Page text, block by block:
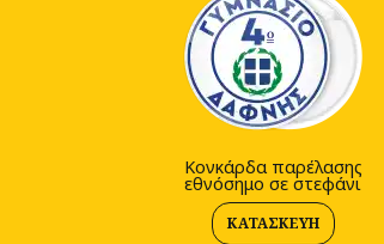
Κονκάρδα παρέλασης
εθνόσημο σε στεφάνι
ΚΑΤΑΣΚΕΥΉ